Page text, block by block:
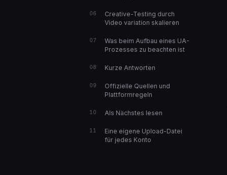
Creative-Testing durch
Video variation skalieren
Was beim Aufbau eines UA-
Prozesses zu beachten ist
Kurze Antworten
Offizielle Quellen und
Plattformregeln
Als Nächstes lesen
Eine eigene Upload-Datei
für jedes Konto